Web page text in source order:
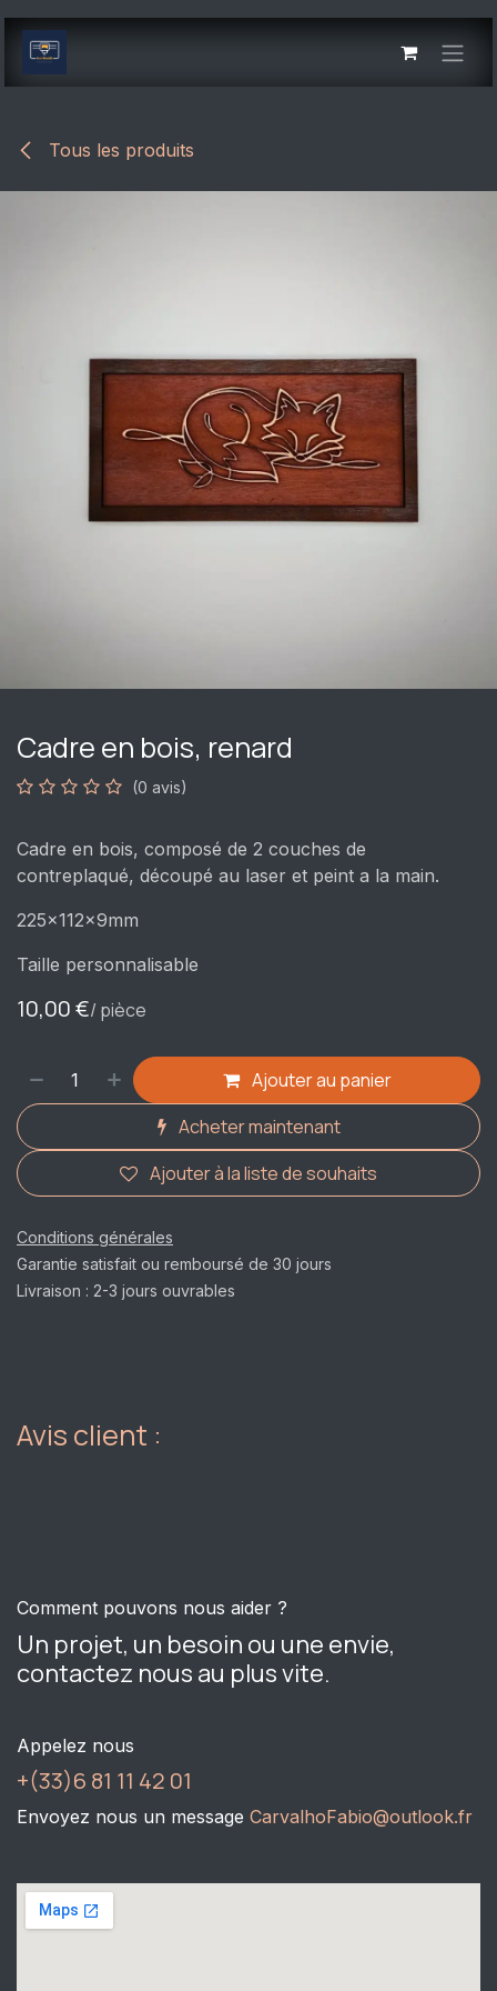
Se rendre au contenu
Tous les produits
Cadre en bois, renard
(0 avis)
Cadre en bois, composé de 2 couches de
contreplaqué, découpé au laser et peint a la main.
225x112x9mm
Taille personnalisable
10,00€/ pièce
Ajouter au panier
Acheter maintenant
Ajouter à la liste de souhaits
Conditions générales
Garantie satisfait ou remboursé de 30 jours
Livraison : 2-3 jours ouvrables
Avis client :
Comment pouvons nous aider ?
Un projet, un besoin ou une envie,
contactez nous au plus vite.
Appelez nous
+(33)6 81 11 42 01
Envoyez nous un message CarvalhoFabio@outlook.fr